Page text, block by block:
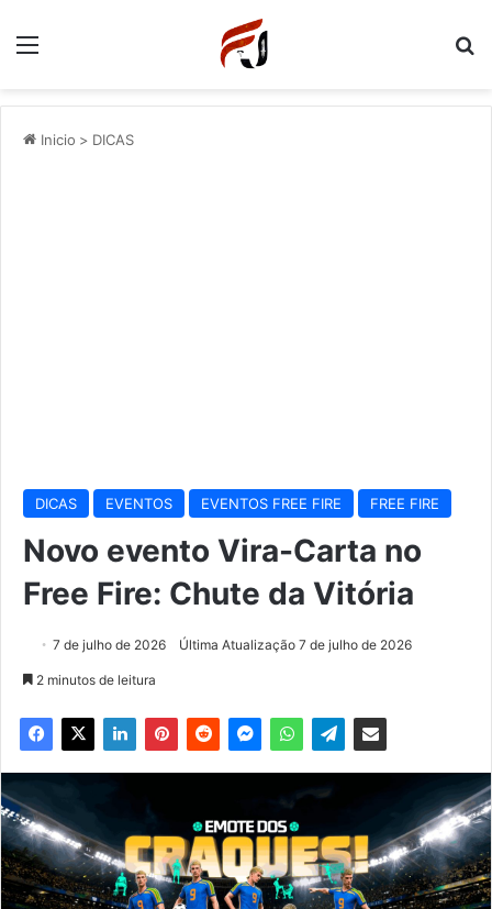
Menu
Inicio > DICAS
DICAS EVENTOS EVENTOS FREE FIRE FREE FIRE
Novo evento Vira-Carta no
Free Fire: Chute da Vitória
7 de julho de 2026 Última Atualização 7 de julho de 2026
2 minutos de leitura